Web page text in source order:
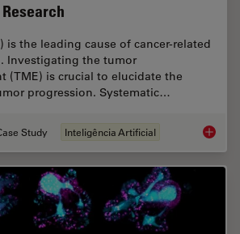
is the leading cause of cancer-related
Investigating the tumor
(TME) is crucial to elucidate the
progression. Systematic…
Study Inteligência Artificial AI-